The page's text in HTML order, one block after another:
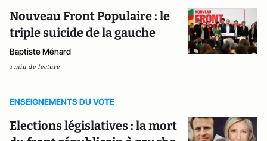
Nouveau Front Populaire : le
triple suicide de la gauche
Baptiste Ménard
1 min de lecture
ENSEIGNEMENTS DU VOTE
Elections législatives : la mort